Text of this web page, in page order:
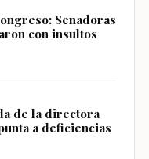
Senadoras
con insultos
de la directora
a deficiencias